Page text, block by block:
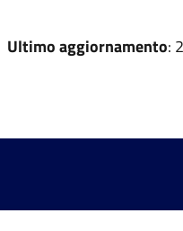
Ultimo aggiornamento: